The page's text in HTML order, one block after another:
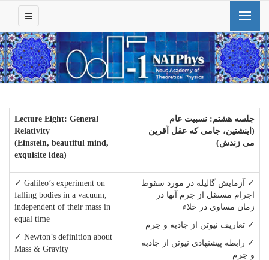
جلسه هشتم: نسبیت عام
(اینشتین، جامی که عقل آقرین
می زندش)
Lecture Eight: General
Relativity
(Einstein, beautiful mind,
exquisite idea)
✓ آزمایش گالیله در مورد سقوط
اجرام مستقل از جرم آنها در
زمان مساوی در خلاء
✓ تعاریف نیوتن از جاذبه و جرم
✓ رابطه پیشنهادی نیوتن از جاذبه
و جرم
✓ Galileo’s experiment on
falling bodies in a vacuum,
independent of their mass in
equal time
✓ Newton’s definition about
Mass & Gravity